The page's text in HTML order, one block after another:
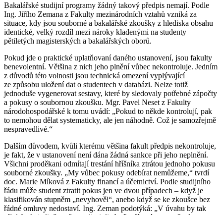
Bakalářské studijní programy žádný takový předpis nemají. Podle
Ing. Jiřího Zemana z Fakulty mezinárodních vztahů vzniká za
situace, kdy jsou souborné a bakalářské zkoušky z hlediska obsahu
identické, velký rozdíl mezi nároky kladenými na studenty
pětiletých magisterských a bakalářských oborů.
Pokud jde o praktické uplatňovaní daného ustanovení, jsou fakulty
benevolentní. Většina z nich jeho plnění vůbec nekontroluje. Jedním
z důvodů této volnosti jsou technická omezení vyplývající
ze způsobu uložení dat o studentech v databázi. Nelze totiž
jednoduše vygenerovat sestavy, které by sledovaly potřebné zápočty
a pokusy o soubornou zkoušku. Mgr. Pavel Neset z Fakulty
národohospodářské k tomu uvádí: „Pokud to někde kontrolují, pak
to nemohou dělat systematicky, ale jen náhodně. Což je samozřejmě
nespravedlivé.“
Dalším důvodem, kvůli kterému většina fakult předpis nekontroluje,
je fakt, že v ustanovení není dána žádná sankce při jeho neplnění.
Všichni proděkani odmítají trestání hříšníka ztrátou jednoho pokusu
souborné zkoušky. „My vůbec pokusy odebírat nemůžeme,“ tvrdí
doc. Marie Míková z Fakulty financí a účetnictví. Podle studijního
řádu může student ztratit pokus jen ve dvou případech – když je
klasifikován stupněm „nevyhověl“, anebo když se ke zkoušce bez
řádné omluvy nedostaví. Ing. Zeman podotýká: „V úvahu by tak